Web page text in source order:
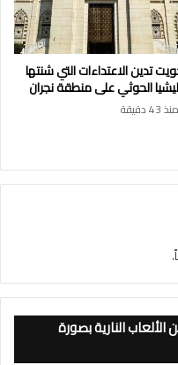
تدين الاعتداءات التي شنتها
الحوثي على منطقة نجران
منذ 43 دقيقة
النارية بصورة